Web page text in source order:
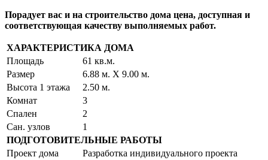
Порадует вас и на строительство дома цена, доступная и
соответствующая качеству выполняемых работ.
ХАРАКТЕРИСТИКА ДОМА
Площадь
61 кв.м.
Размер
6.88 м. Х 9.00 м.
Высота 1 этажа
2.50 м.
Комнат
3
Спален
2
Сан. узлов
1
ПОДГОТОВИТЕЛЬНЫЕ РАБОТЫ
Проект дома
Разработка индивидуального проекта